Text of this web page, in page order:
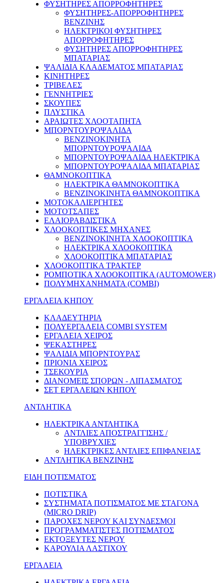
ΦΥΣΗΤΗΡΕΣ ΑΠΟΡΡΟΦΗΤΗΡΕΣ
ΦΥΣΗΤΗΡΕΣ-ΑΠΟΡΡΟΦΗΤΗΡΕΣ
ΒΕΝΖΙΝΗΣ
ΗΛΕΚΤΡΙΚΟΙ ΦΥΣΗΤΗΡΕΣ
ΑΠΟΡΡΟΦΗΤΗΡΕΣ
ΦΥΣΗΤΗΡΕΣ ΑΠΟΡΡΟΦΗΤΗΡΕΣ
ΜΠΑΤΑΡΙΑΣ
ΨΑΛΙΔΙΑ ΚΛΑΔΕΜΑΤΟΣ ΜΠΑΤΑΡΙΑΣ
ΚΙΝΗΤΗΡΕΣ
ΤΡΙΒΕΛΕΣ
ΓΕΝΝΗΤΡΙΕΣ
ΣΚΟΥΠΕΣ
ΠΛΥΣΤΙΚΑ
ΑΡΑΙΩΤΕΣ ΧΛΟΟΤΑΠΗΤΑ
ΜΠΟΡΝΤΟΥΡΟΨΑΛΙΔΑ
ΒΕΝΖΙΝΟΚΙΝΗΤΑ
ΜΠΟΡΝΤΟΥΡΟΨΑΛΙΔΑ
ΜΠΟΡΝΤΟΥΡΟΨΑΛΙΔΑ ΗΛΕΚΤΡΙΚΑ
ΜΠΟΡΝΤΟΥΡΟΨΑΛΙΔΑ ΜΠΑΤΑΡΙΑΣ
ΘΑΜΝΟΚΟΠΤΙΚΑ
ΗΛΕΚΤΡΙΚΑ ΘΑΜΝΟΚΟΠΤΙΚΑ
ΒΕΝΖΙΝΟΚΙΝΗΤΑ ΘΑΜΝΟΚΟΠΤΙΚΑ
ΜΟΤΟΚΑΛΙΕΡΓΗΤΕΣ
ΜΟΤΟΤΣΑΠΕΣ
ΕΛΑΙΟΡΑΒΔΙΣΤΙΚΑ
ΧΛΟΟΚΟΠΤΙΚΕΣ ΜΗΧΑΝΕΣ
ΒΕΝΖΙΝΟΚΙΝΗΤΑ ΧΛΟΟΚΟΠΤΙΚΑ
ΗΛΕΚΤΡΙΚΑ ΧΛΟΟΚΟΠΤΙΚΑ
ΧΛΟΟΚΟΠΤΙΚΑ ΜΠΑΤΑΡΙΑΣ
ΧΛΟΟΚΟΠΤΙΚA ΤΡΑΚΤΕΡ
ΡΟΜΠΟΤΙΚΑ ΧΛΟΟΚΟΠΤΙΚΑ (AUTOMOWER)
ΠΟΛΥΜΗΧΑΝΗΜΑΤΑ (COMBI)
ΕΡΓΑΛΕΙΑ ΚΗΠΟΥ
ΚΛΑΔΕΥΤΗΡΙΑ
ΠΟΛΥΕΡΓΑΛΕΙΑ COMBI SYSTEM
ΕΡΓΑΛΕΙΑ ΧΕΙΡΟΣ
ΨΕΚΑΣΤΗΡΕΣ
ΨΑΛΙΔΙΑ ΜΠΟΡΝΤΟΥΡΑΣ
ΠΡΙΟΝΙΑ ΧΕΙΡΟΣ
ΤΣΕΚΟΥΡΙΑ
ΔΙΑΝΟΜΕΙΣ ΣΠΟΡΩΝ - ΛΙΠΑΣΜΑΤΟΣ
ΣΕΤ ΕΡΓΑΛΕΙΩΝ ΚΗΠΟΥ
ΑΝΤΛΗΤΙΚΑ
ΗΛΕΚΤΡΙΚΑ ΑΝΤΛΗΤΙΚΑ
ΑΝΤΛΙΕΣ ΑΠΟΣΤΡΑΓΓΙΣΗΣ /
ΥΠΟΒΡΥΧΙΕΣ
ΗΛΕΚΤΡΙΚΕΣ ΑΝΤΛΙΕΣ ΕΠΙΦΑΝΕΙΑΣ
ΑΝΤΛΗΤΙΚΑ ΒΕΝΖΙΝΗΣ
ΕΙΔΗ ΠΟΤΙΣΜΑΤΟΣ
ΠΟΤΙΣΤΙΚΑ
ΣΥΣΤΗΜΑΤΑ ΠΟΤΙΣΜΑΤΟΣ ΜΕ ΣΤΑΓΟΝΑ
(MICRO DRIP)
ΠΑΡΟΧΕΣ ΝΕΡΟΥ ΚΑΙ ΣΥΝΔΕΣΜΟΙ
ΠΡΟΓΡΑΜΜΑΤΙΣΤΕΣ ΠΟΤΙΣΜΑΤΟΣ
ΕΚΤΟΞΕΥΤΕΣ ΝΕΡΟΥ
ΚΑΡΟΥΛΙΑ ΛΑΣΤΙΧΟΥ
ΕΡΓΑΛΕΙΑ